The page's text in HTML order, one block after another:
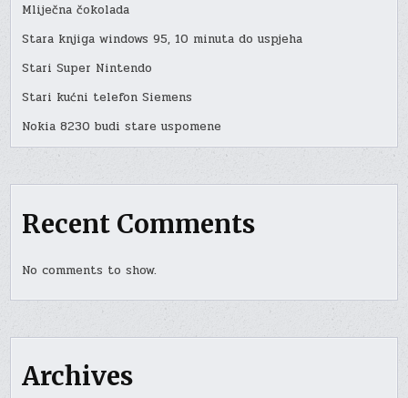
Mliječna čokolada
Stara knjiga windows 95, 10 minuta do uspjeha
Stari Super Nintendo
Stari kućni telefon Siemens
Nokia 8230 budi stare uspomene
Recent Comments
No comments to show.
Archives